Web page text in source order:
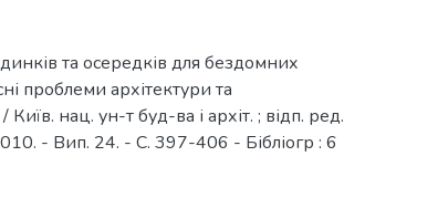
та осередків для бездомних
проблеми архітектури та
Київ. нац. ун-т буд-ва і архіт. ; відп. ред.
- Вип. 24. - С. 397-406 - Бібліогр : 6